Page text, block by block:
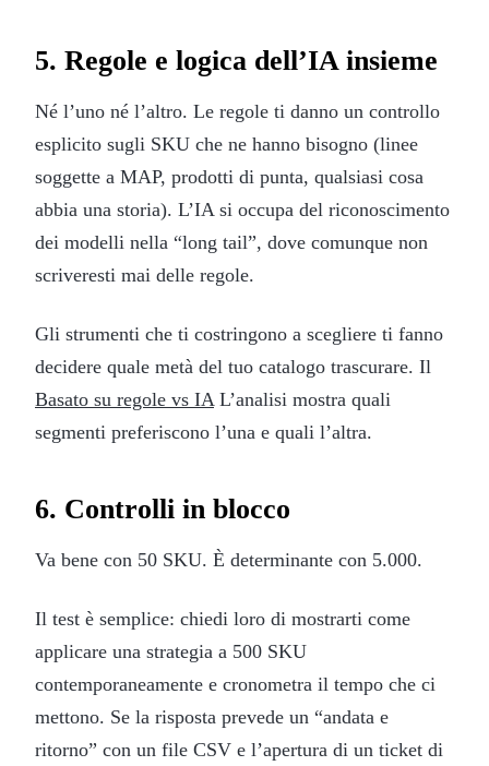
5. Regole e logica dell’IA insieme
Né l’uno né l’altro. Le regole ti danno un controllo
esplicito sugli SKU che ne hanno bisogno (linee
soggette a MAP, prodotti di punta, qualsiasi cosa
abbia una storia). L’IA si occupa del riconoscimento
dei modelli nella “long tail”, dove comunque non
scriveresti mai delle regole.
Gli strumenti che ti costringono a scegliere ti fanno
decidere quale metà del tuo catalogo trascurare. Il
Basato su regole vs IA L’analisi mostra quali
segmenti preferiscono l’una e quali l’altra.
6. Controlli in blocco
Va bene con 50 SKU. È determinante con 5.000.
Il test è semplice: chiedi loro di mostrarti come
applicare una strategia a 500 SKU
contemporaneamente e cronometra il tempo che ci
mettono. Se la risposta prevede un “andata e
ritorno” con un file CSV e l’apertura di un ticket di